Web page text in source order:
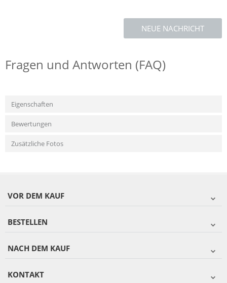
NEUE NACHRICHT
Fragen und Antworten (FAQ)
Eigenschaften
Bewertungen
Zusätzliche Fotos
VOR DEM KAUF
BESTELLEN
NACH DEM KAUF
KONTAKT